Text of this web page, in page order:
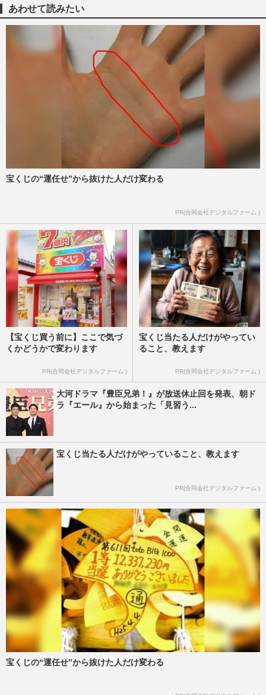
パンサー尾形、妻への“異常愛”が激しすぎ
て、夫婦関係にヒビが入る恐ろしい可能性
雛菊あんじ
田中圭と中村倫也が人気の理由、イケメン
歴史を見ると次にくるのは“カシミア系男
『銀魂』ついに最終回、終わると言われ続
けていたのに「連載が終わらなかった」理
あわせて読みたい
宝くじの“運任せ”から抜けた人だけ変わる
PR(合同会社デジタルファーム )
【宝くじ買う前に】ここで気づ
くかどうかで変わります
PR(合同会社デジタルファーム )
宝くじ当たる人だけがやってい
ること、教えます
PR(合同会社デジタルファーム )
大河ドラマ『豊臣兄弟！』が放送休止回を発表、朝ド
ラ『エール』から始まった「見習う...
宝くじ当たる人だけがやっていること、教えます
PR(合同会社デジタルファーム )
宝くじの“運任せ”から抜けた人だけ変わる